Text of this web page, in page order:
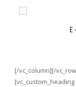
[/vc_column][/